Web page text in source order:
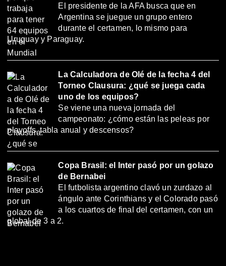
El presidente de la AFA busca que en
Argentina se juegue un grupo entero
durante el certamen, lo mismo para
Uruguay y Paraguay.
La Calculadora de Olé de la fecha 4 del
Torneo Clausura: ¿qué se juega cada
uno de los equipos?
Se viene una nueva jornada del
campeonato: ¿cómo están las peleas por
playoffs, tabla anual y descensos?
Copa Brasil: el Inter pasó por un golazo
de Bernabei
El futbolista argentino clavó un zurdazo al
ángulo ante Corinthians y el Colorado pasó
a los cuartos de final del certamen, con un
global de 3 a 2.